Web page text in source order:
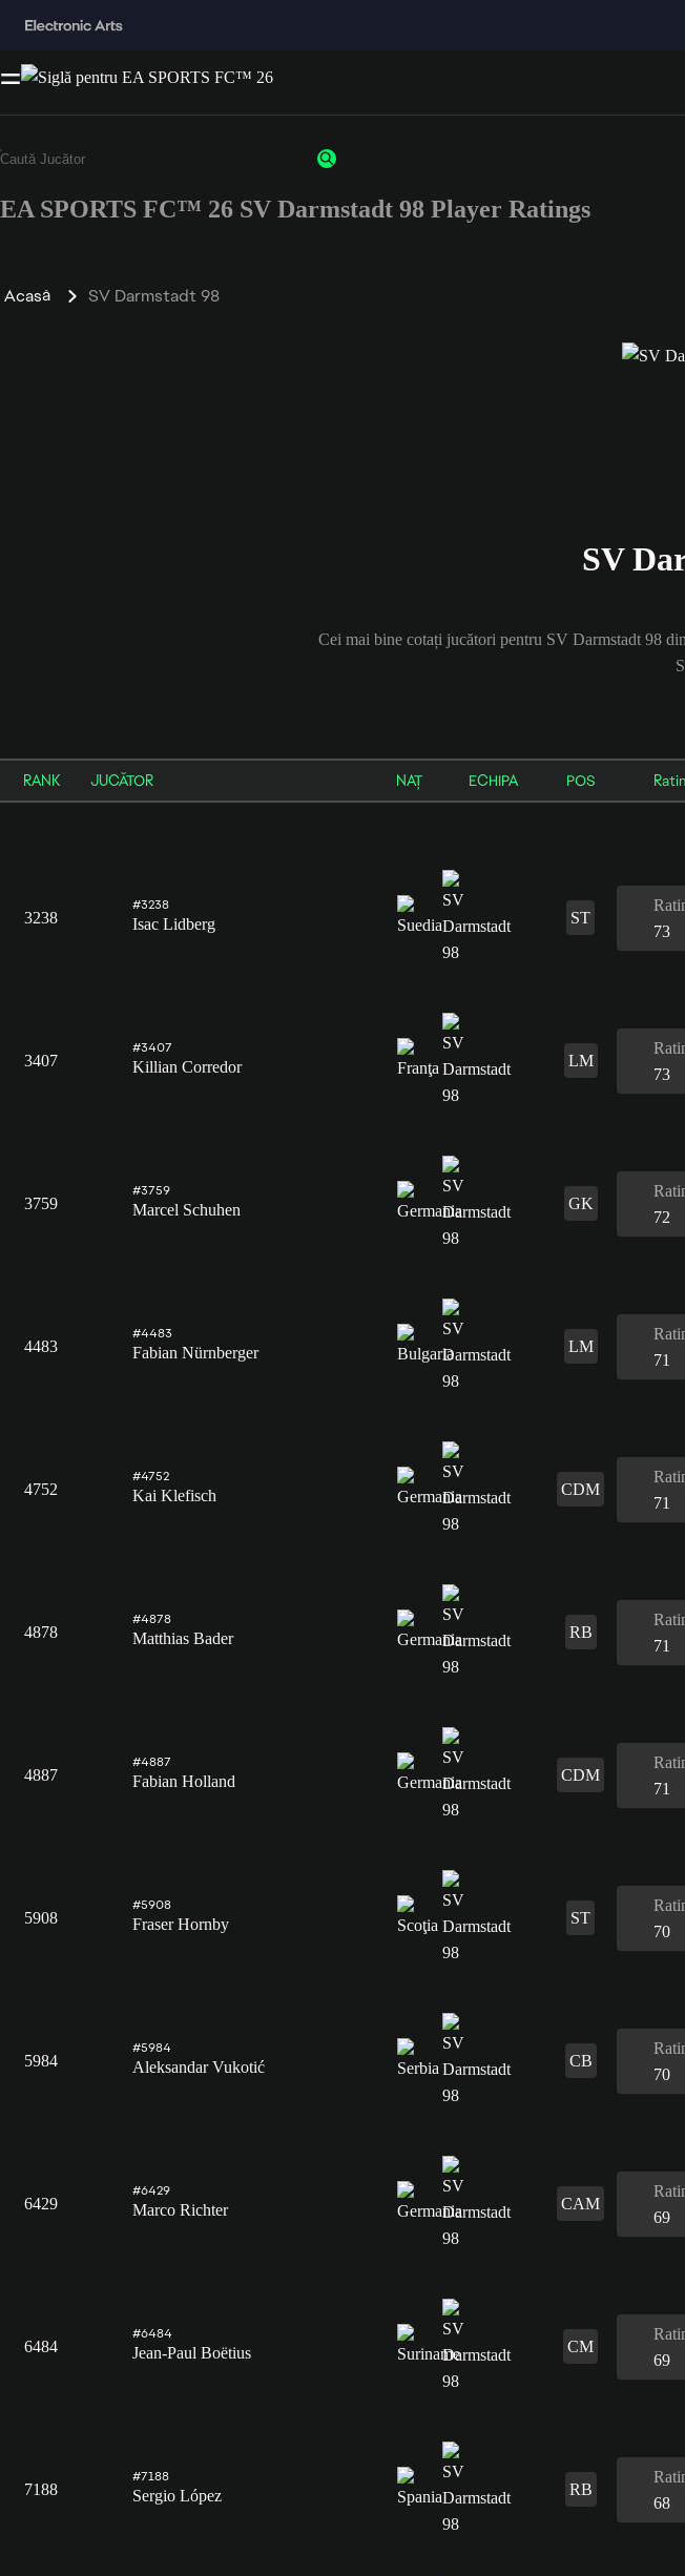
EA SPORTS FC™ 26 SV Darmstadt 98 Player Ratings
Acasă SV Darmstadt 98
SV
Cei mai bine cotați jucători pentru SV Darmstadt 98 din
RANK JUCĂTOR NAȚ ECHIPA POS
3238
#3238
Isac Lidberg ST
73
3407
#3407
Killian Corredor LM
73
3759
#3759
Marcel Schuhen GK
72
4483
#4483
Fabian Nürnberger LM
71
4752
#4752
Kai Klefisch CDM
71
4878
#4878
Matthias Bader RB
71
4887
#4887
Fabian Holland CDM
71
5908
#5908
Fraser Hornby ST
70
5984
#5984
Aleksandar Vukotić CB
70
6429
#6429
Marco Richter CAM
69
6484
#6484
Jean-Paul Boëtius CM
69
7188
#7188
Sergio López RB
68